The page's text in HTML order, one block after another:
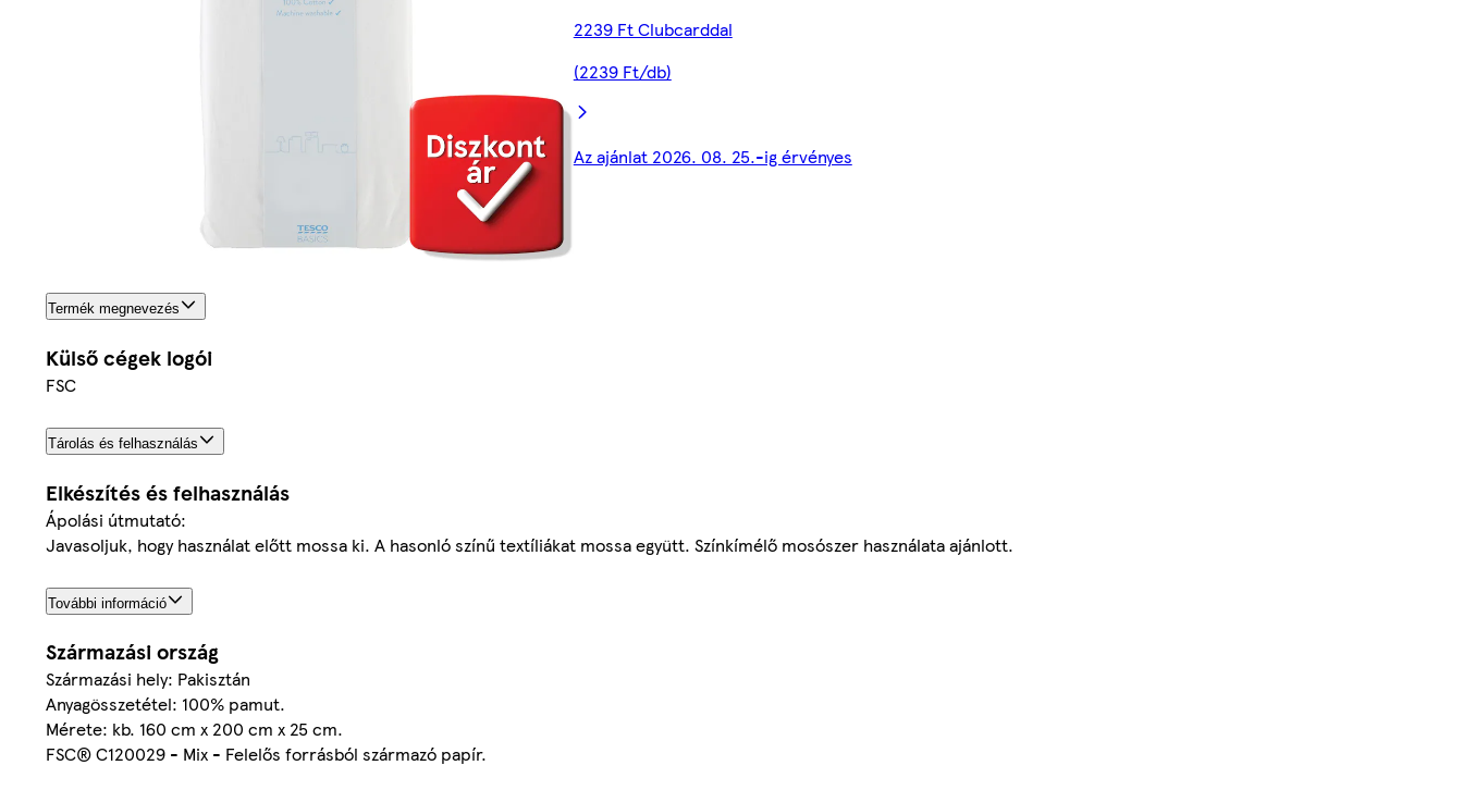
2239 Ft Clubcarddal
(2239 Ft/db)
Az ajánlat 2026. 08. 25.-ig érvényes
Termék megnevezés
Külső cégek logói
FSC
Tárolás és felhasználás
Elkészítés és felhasználás
Ápolási útmutató:
Javasoljuk, hogy használat előtt mossa ki. A hasonló színű textíliákat mossa együtt. Színkímélő mosószer használata ajánlott.
További információ
Származási ország
Származási hely: Pakisztán
Anyagösszetétel: 100% pamut.
Mérete: kb. 160 cm x 200 cm x 25 cm.
FSC® C120029 - Mix - Felelős forrásból származó papír.